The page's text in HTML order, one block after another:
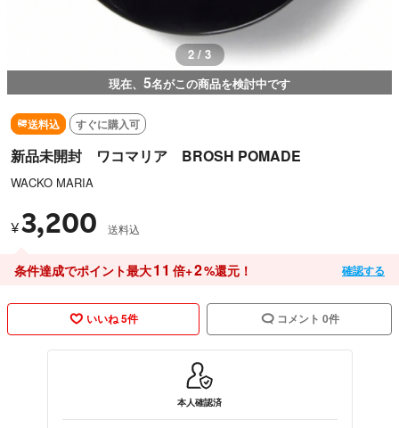
2 / 3
現在、 5名がこの商品を検討中です
送料込 すぐに購入可
新品未開封 ワコマリア BROSH POMADE
WACKO MARIA
¥3,200 送料込
条件達成でポイント最大11 倍+2%還元！ 確認する
いいね 5件 コメント 0件
本人確認済